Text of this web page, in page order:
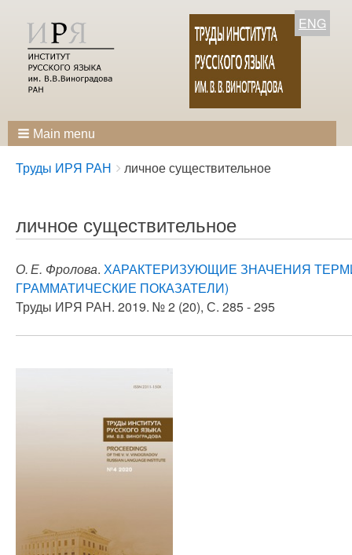
ENG
Main menu
Breadcrumbs
You
Труды ИРЯ РАН личное существительное
личное существительное
О. Е. Фролова. ХАРАКТЕРИЗУЮЩИЕ ЗНАЧЕНИЯ
ГРАММАТИЧЕСКИЕ ПОКАЗАТЕЛИ)
Труды ИРЯ РАН. 2019. № 2 (20), С. 285 - 295